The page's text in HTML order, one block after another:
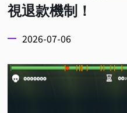
視退款機制！
2026-07-06